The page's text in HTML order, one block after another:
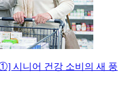
시니어 건강 소비의 새 풍